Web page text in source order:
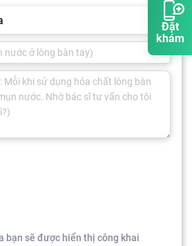
Đặt
khám
bạn sẽ được hiển thị công khai